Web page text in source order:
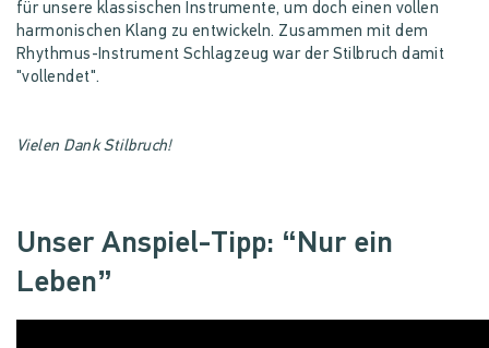
für unsere klassischen Instrumente, um doch einen vollen
harmonischen Klang zu entwickeln. Zusammen mit dem
Rhythmus-Instrument Schlagzeug war der Stilbruch damit
"vollendet".
Vielen Dank Stilbruch!
Unser Anspiel-Tipp: “Nur ein
Leben”